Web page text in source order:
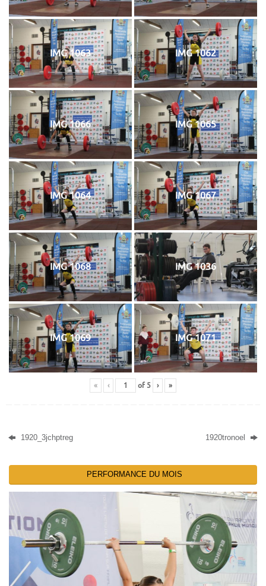
IMG 1063 IMG 1062
IMG 1066 IMG 1065
IMG 1064 IMG 1067
IMG 1068 IMG 1036
IMG 1069 IMG 1071
« ‹ of 5 › »
1920_3jchptreg 1920tronoel
PERFORMANCE DU MOIS